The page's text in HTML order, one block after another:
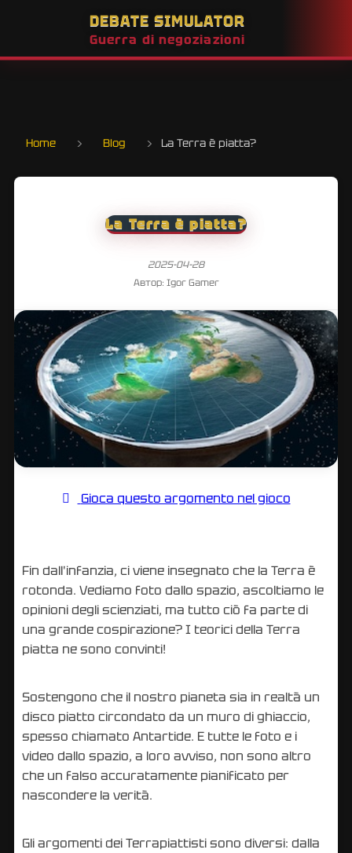
DEBATE SIMULATOR
Guerra di negoziazioni
Home › Blog › La Terra è piatta?
La Terra è piatta?
2025-04-28
Автор: Igor Gamer
Gioca questo argomento nel gioco
Fin dall'infanzia, ci viene insegnato che la Terra è
rotonda. Vediamo foto dallo spazio, ascoltiamo le
opinioni degli scienziati, ma tutto ciò fa parte di
una grande cospirazione? I teorici della Terra
piatta ne sono convinti!
Sostengono che il nostro pianeta sia in realtà un
disco piatto circondato da un muro di ghiaccio,
spesso chiamato Antartide. E tutte le foto e i
video dallo spazio, a loro avviso, non sono altro
che un falso accuratamente pianificato per
nascondere la verità.
Gli argomenti dei Terrapiattisti sono diversi: dalla